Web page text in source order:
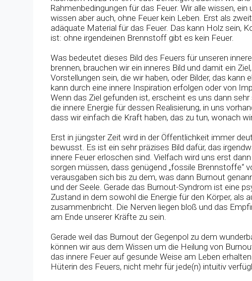
Rahmenbedingungen für das Feuer. Wir alle wissen,
wissen aber auch, ohne Feuer kein Leben. Erst als
adäquate Material für das Feuer. Das kann Holz sein,
ist: ohne irgendeinen Brennstoff gibt es kein Feuer.
Was bedeutet dieses Bild des Feuers für unseren
brennen, brauchen wir ein inneres Bild und damit ein
Vorstellungen sein, die wir haben, oder Bilder, das
kann durch eine innere Inspiration erfolgen oder von
Wenn das Ziel gefunden ist, erscheint es uns dann
die innere Energie für dessen Realisierung, in uns
dass wir einfach die Kraft haben, das zu tun, wonach
Erst in jüngster Zeit wird in der Öffentlichkeit immer
bewusst. Es ist ein sehr präzises Bild dafür, das
innere Feuer erloschen sind. Vielfach wird uns erst
sorgen müssen, dass genügend „fossile Brennstoffe“
verausgaben sich bis zu dem, was dann Burnout
und der Seele. Gerade das Burnout-Syndrom ist eine
Zustand in dem sowohl die Energie für den Körper, als
zusammenbricht. Die Nerven liegen bloß und das
am Ende unserer Kräfte zu sein.
Gerade weil das Burnout der Gegenpol zu dem
können wir aus dem Wissen um die Heilung von
das innere Feuer auf gesunde Weise am Leben
Hüterin des Feuers, nicht mehr für jede(n) intuitiv